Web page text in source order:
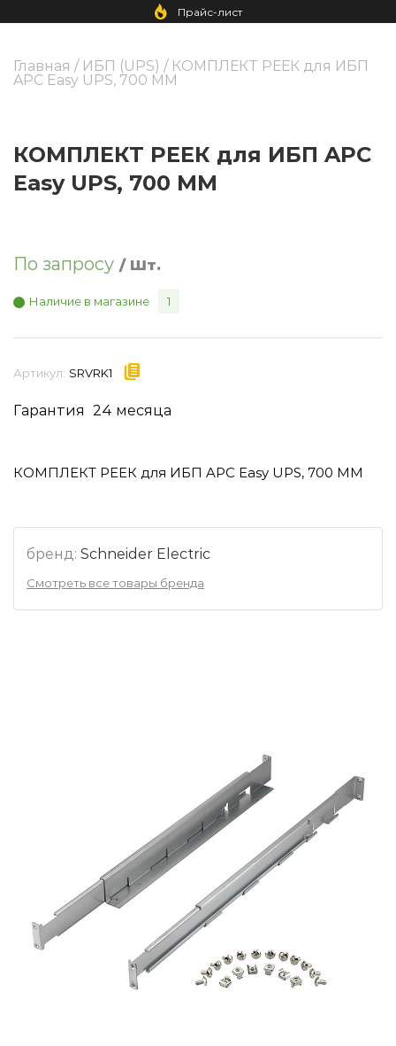
Прайс-лист
Главная / ИБП (UPS) / КОМПЛЕКТ РЕЕК для ИБП
APC Easy UPS, 700 ММ
КОМПЛЕКТ РЕЕК для ИБП APC
Easy UPS, 700 ММ
По запросу / Шт.
Наличие в магазине 1
Артикул: SRVRK1
Гарантия 24 месяца
КОМПЛЕКТ РЕЕК для ИБП APC Easy UPS, 700 ММ
бренд: Schneider Electric
Смотреть все товары бренда